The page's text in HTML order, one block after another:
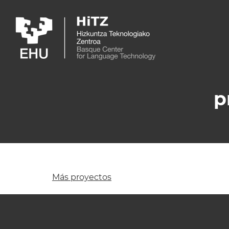
Más proyectos